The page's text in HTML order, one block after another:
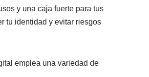
y una caja fuerte para tus
tu identidad y evitar riesgos
emplea una variedad de